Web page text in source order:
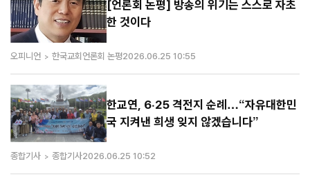
[언론회 논평] 방송의 위기는 스스로 자초
한 것이다
오피니언 한국교회언론회 논평2026.06.25 10:55
한교연, 6·25 격전지 순례…“자유대한민
국 지켜낸 희생 잊지 않겠습니다”
종합기사 종합기사2026.06.25 10:52